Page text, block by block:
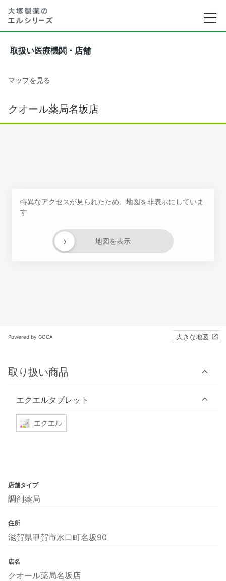
取扱い医療機関・店舗
マップを見る
クオール薬局名坂店
特異なアクセスが見られたため、地図を非表示にしていま
す
地図を表示
›
Powered by GOGA 大きな地図
取り扱い商品
エクエルタブレット
エクエル
店舗タイプ
調剤薬局
住所
滋賀県甲賀市水口町名坂90
店名
クオール薬局名坂店